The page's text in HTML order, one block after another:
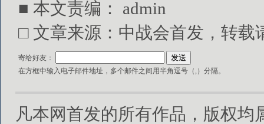
■ 本文责编： admin
□ 文章来源：中战会首发，转载
寄给好友：
在方框中输入电子邮件地址，多个邮件之间用半角逗号（,）分隔。
凡本网首发的所有作品，版权